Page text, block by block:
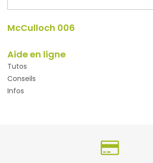
McCulloch 006
Aide en ligne
Tutos
Conseils
Infos